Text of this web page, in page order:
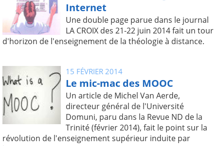
Internet
Une double page parue dans le journal
LA CROIX des 21-22 juin 2014 fait un tour
d'horizon de l'enseignement de la théologie à distance.
15 FÉVRIER 2014
Le mic-mac des MOOC
Un article de Michel Van Aerde,
directeur général de l'Université
Domuni, paru dans la Revue ND de la
Trinité (février 2014), fait le point sur la
révolution de l'enseignement supérieur induite par